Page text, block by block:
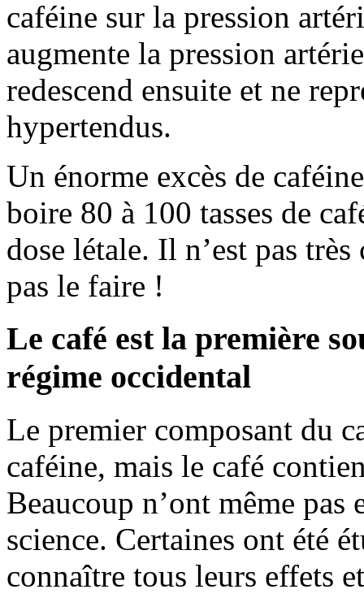
caféine sur la pression
augmente la pression
redescend ensuite et ne
hypertendus.
Un énorme excès de
boire 80 à 100 tasses de
dose létale. Il n’est pas
pas le faire !
Le café est la première
régime occidental
Le premier composant du
caféine, mais le café
Beaucoup n’ont même pas
science. Certaines ont été
connaître tous leurs effets